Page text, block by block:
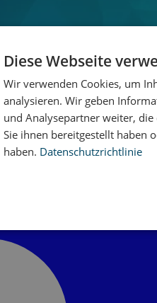
Diese Webseite
Wir verwenden Cookies, um
analysieren. Wir geben
und Analysepartner weiter,
Sie ihnen bereitgestellt haben
haben. Datenschutzrichtlinie